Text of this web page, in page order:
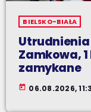
BIELSKO-BIAŁA
Utrudnienia
Zamkowa,
zamykane
today 06.08.2026,